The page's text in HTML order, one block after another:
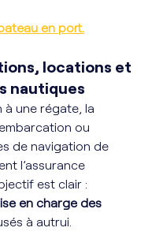
en port.
locations et
nautiques
à une régate, la
ou
de navigation de
l’assurance
est clair :
en charge des
à autrui.